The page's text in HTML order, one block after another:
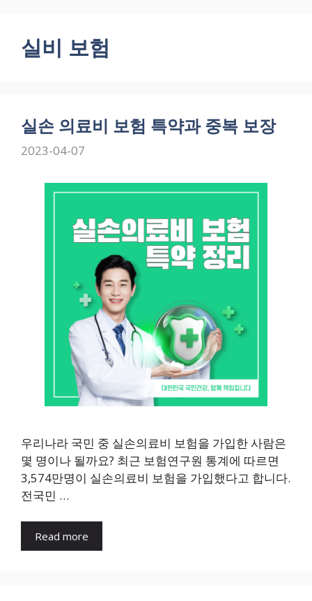
실비 보험
실손 의료비 보험 특약과 중복 보장
2023-04-07
우리나라 국민 중 실손의료비 보험을 가입한 사람은
몇 명이나 될까요? 최근 보험연구원 통계에 따르면
3,574만명이 실손의료비 보험을 가입했다고 합니다.
전국민 …
Read more